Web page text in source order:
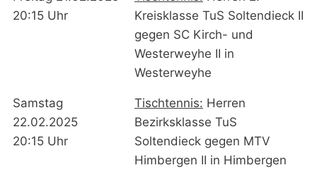
20:15 Uhr
Kreisklasse TuS Soltendieck II
gegen SC Kirch- und
Westerweyhe II in
Westerweyhe
Samstag
22.02.2025
20:15 Uhr
Tischtennis: Herren
Bezirksklasse TuS
Soltendieck gegen MTV
Himbergen II in Himbergen